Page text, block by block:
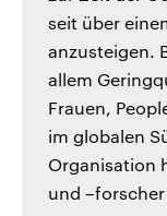
seit über
anzusteigen.
allem
Frauen,
im globalen
Organisation
und